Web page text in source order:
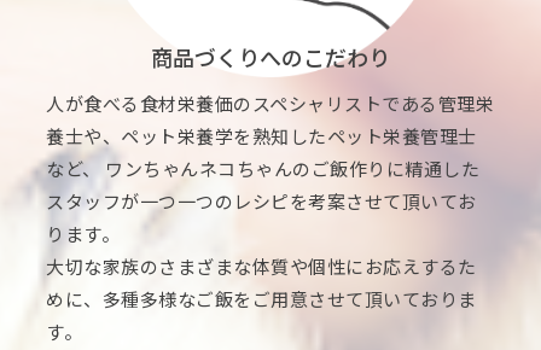
商品づくりへのこだわり
人が食べる食材栄養価のスペシャリストである管理栄
養士や、ペット栄養学を熟知したペット栄養管理士
など、 ワンちゃんネコちゃんのご飯作りに精通した
スタッフが一つ一つのレシピを考案させて頂いてお
ります。
大切な家族のさまざまな体質や個性にお応えするた
めに、多種多様なご飯をご用意させて頂いておりま
す。